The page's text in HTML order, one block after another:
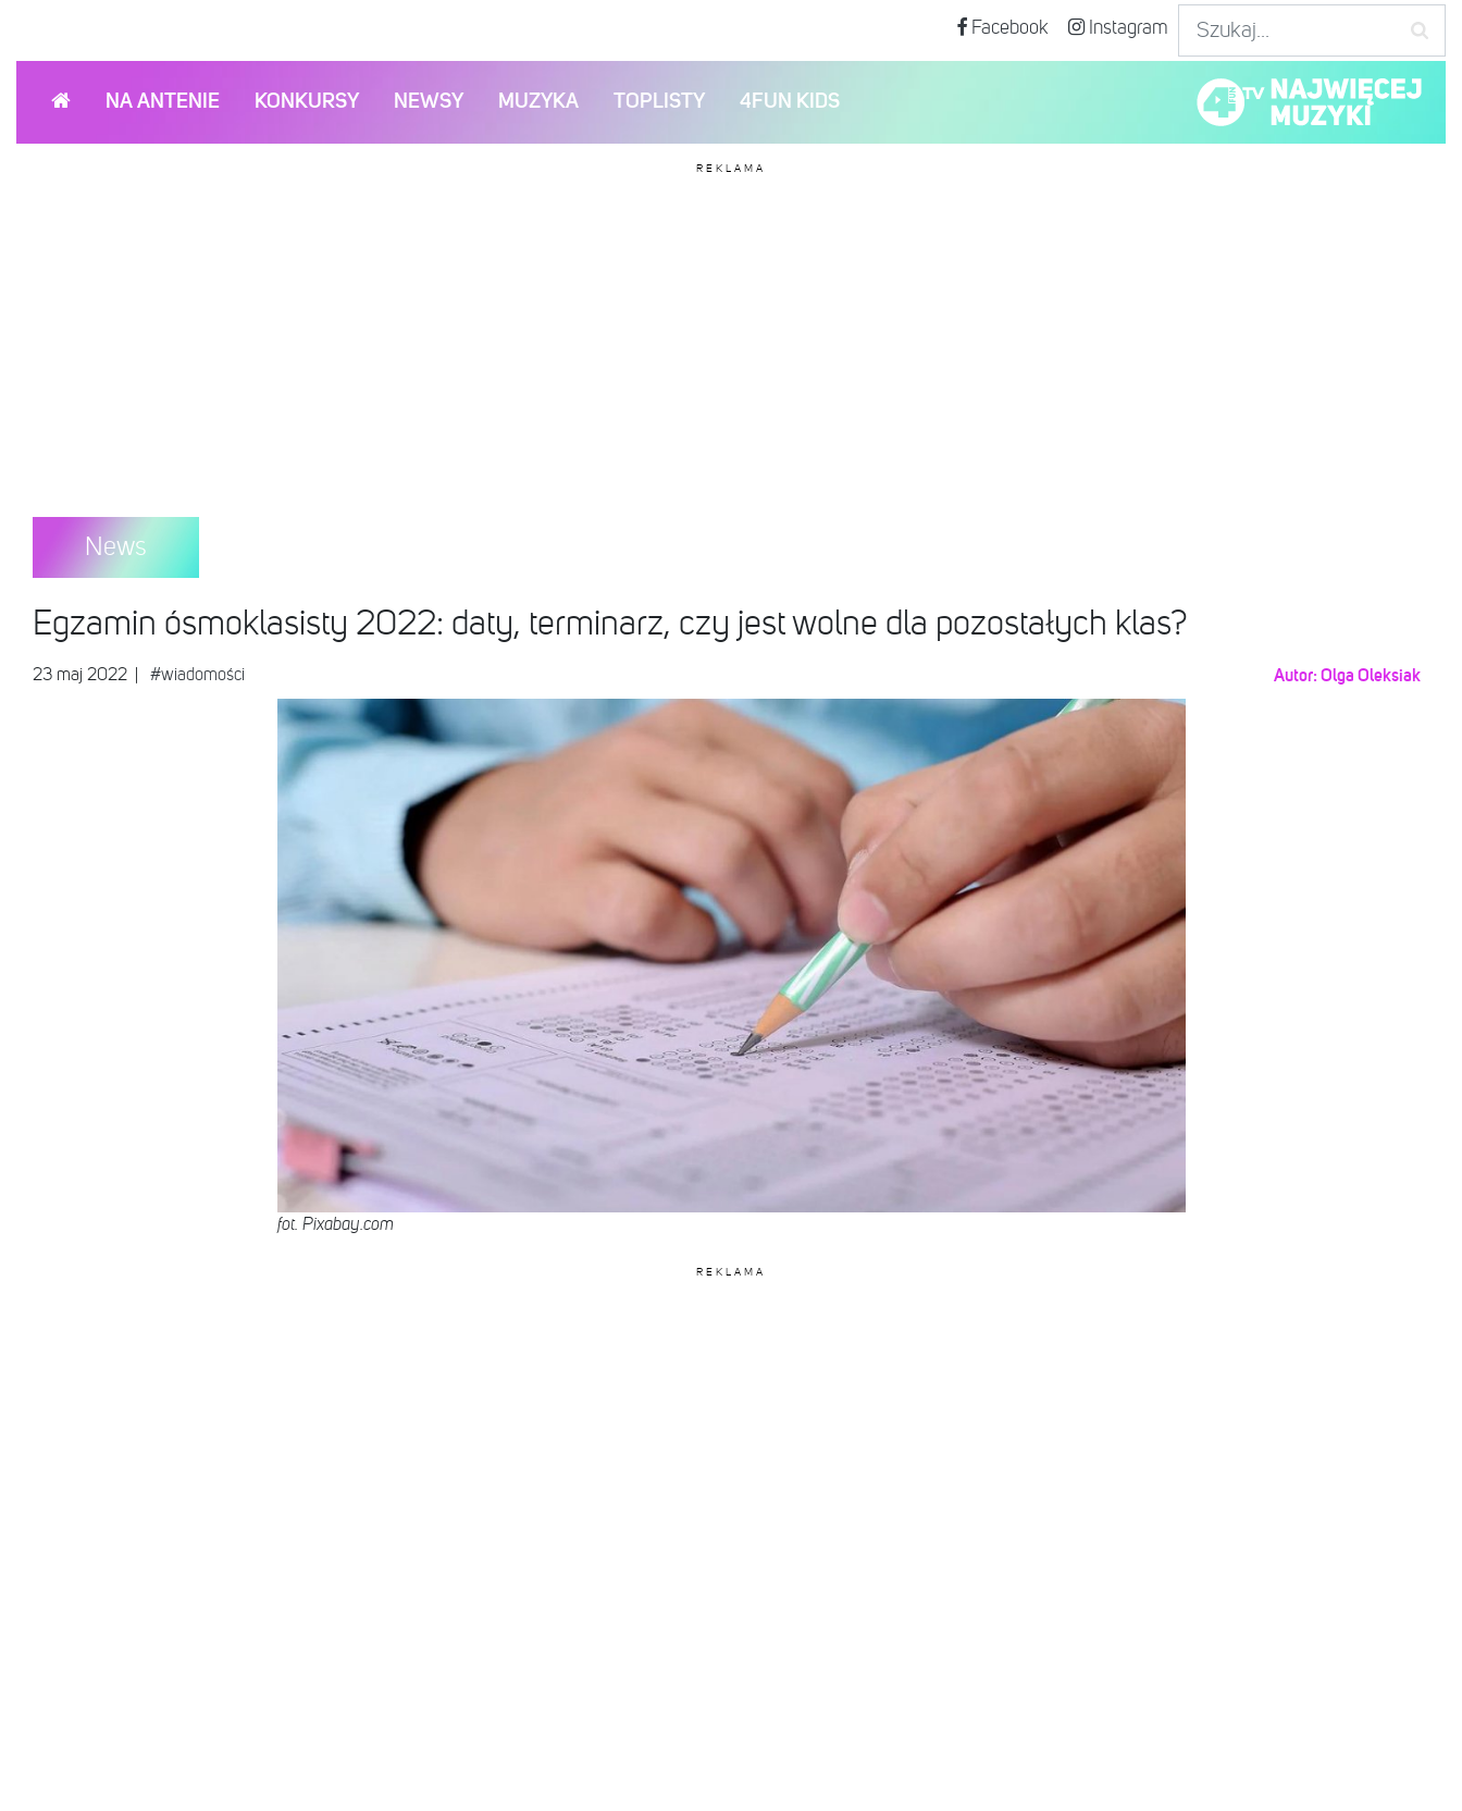
Facebook Instagram
NA ANTENIE KONKURSY NEWSY MUZYKA TOPLISTY 4FUN KIDS
REKLAMA
News
Egzamin ósmoklasisty 2022: daty, terminarz, czy jest wolne dla pozostałych klas?
23 maj 2022 #wiadomości Autor: Olga Oleksiak
fot. Pixabay.com
REKLAMA